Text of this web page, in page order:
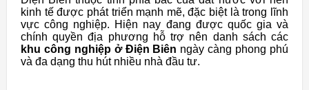
kinh tế được phát triển mạnh mẽ, đặc biệt là trong lĩnh
vực công nghiệp. Hiện nay đang được quốc gia và
chính quyền địa phương hỗ trợ nên danh sách các
khu công nghiệp ở Điện Biên ngày càng phong phú
và đa dạng thu hút nhiều nhà đầu tư.